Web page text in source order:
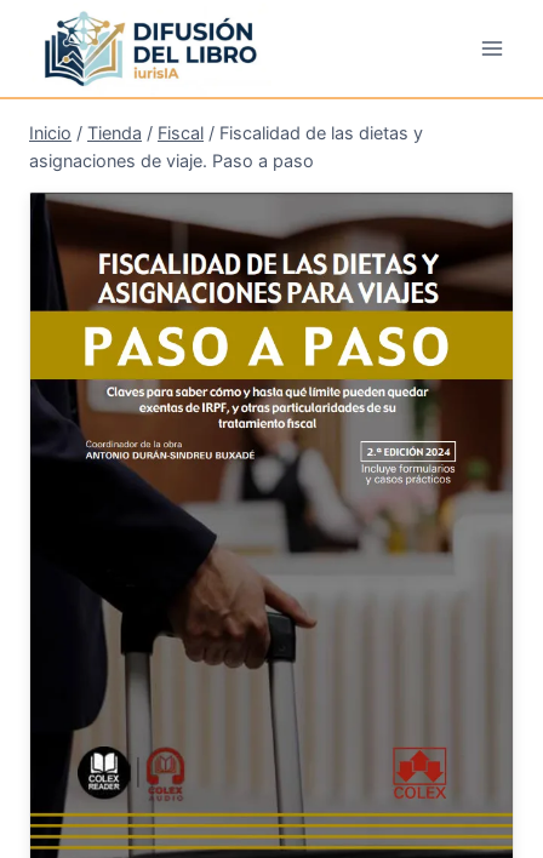
contenido
Inicio / Tienda / Fiscal / Fiscalidad de las dietas y
asignaciones de viaje. Paso a paso
¡Oferta!